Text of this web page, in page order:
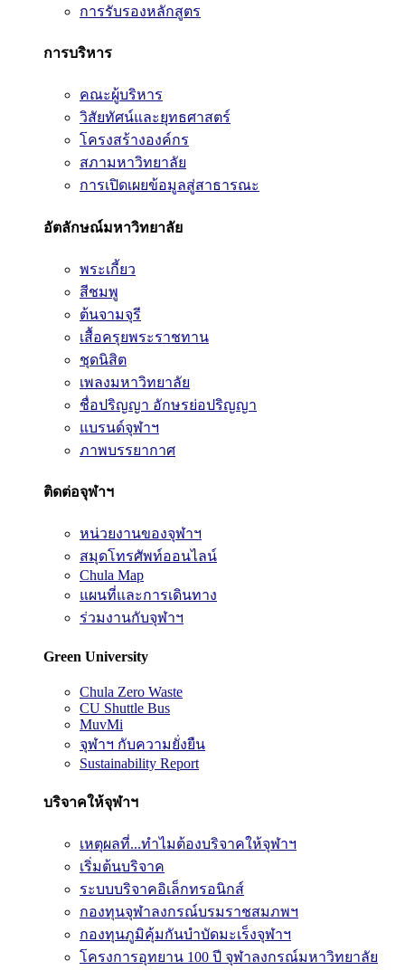
การรับรองหลักสูตร
การบริหาร
คณะผู้บริหาร
วิสัยทัศน์และยุทธศาสตร์
โครงสร้างองค์กร
สภามหาวิทยาลัย
การเปิดเผยข้อมูลสู่สาธารณะ
อัตลักษณ์มหาวิทยาลัย
พระเกี้ยว
สีชมพู
ต้นจามจุรี
เสื้อครุยพระราชทาน
ชุดนิสิต
เพลงมหาวิทยาลัย
ชื่อปริญญา อักษรย่อปริญญา
แบรนด์จุฬาฯ
ภาพบรรยากาศ
ติดต่อจุฬาฯ
หน่วยงานของจุฬาฯ
สมุดโทรศัพท์ออนไลน์
Chula Map
แผนที่และการเดินทาง
ร่วมงานกับจุฬาฯ
Green University
Chula Zero Waste
CU Shuttle Bus
MuvMi
จุฬาฯ กับความยั่งยืน
Sustainability Report
บริจาคให้จุฬาฯ
เหตุผลที่...ทำไมต้องบริจาคให้จุฬาฯ
เริ่มต้นบริจาค
ระบบบริจาคอิเล็กทรอนิกส์
กองทุนจุฬาลงกรณ์บรมราชสมภพฯ
กองทุนภูมิคุ้มกันบำบัดมะเร็งจุฬาฯ
โครงการอุทยาน 100 ปี จุฬาลงกรณ์มหาวิทยาลัย